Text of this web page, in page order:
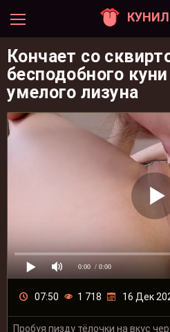
Кончает со
бесподобного
умелого лизуна
0:00 / 0:00
07:50 1 718 16 Дек
Пробуя пизду тёлочки на вкус